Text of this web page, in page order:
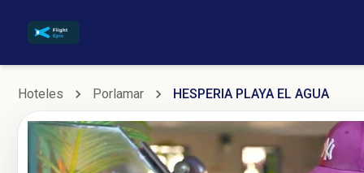
Hoteles Porlamar HESPERIA PLAYA EL AGUA